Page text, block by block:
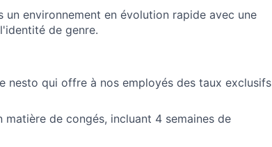
environnement en évolution rapide avec une
de genre.
nesto qui offre à nos employés des taux exclusifs
de congés, incluant 4 semaines de